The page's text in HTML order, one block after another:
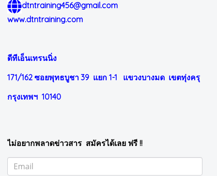
dtntraining456@gmail.com
www.dtntraining.com
ดีทีเอ็นเทรนนิ่ง
171/162 ซอยพุทธบูชา 39 แยก 1-1 แขวงบางมด เขตทุ่งครุ
กรุงเทพฯ 10140
ไม่อยากพลาดข่าวสาร สมัครได้เลย ฟรี !!